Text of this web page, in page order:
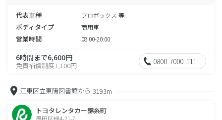
代表車種 プロボックス 等
ボディタイプ 商用車
営業時間 08:00-20:00
6時間まで6,600円
免責補償制度1,100円 0800-7000-111
江東区立東陽図書館から 3193m
トヨタレンタカー錦糸町
墨田区緑4-21-7